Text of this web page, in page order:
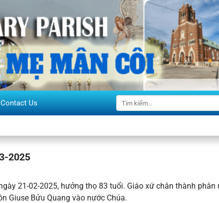
Contact Us
2025
21-02-2025, hưởng thọ 83 tuổi. Giáo xứ chân thành
Giuse Bửu Quang vào nước Chúa.